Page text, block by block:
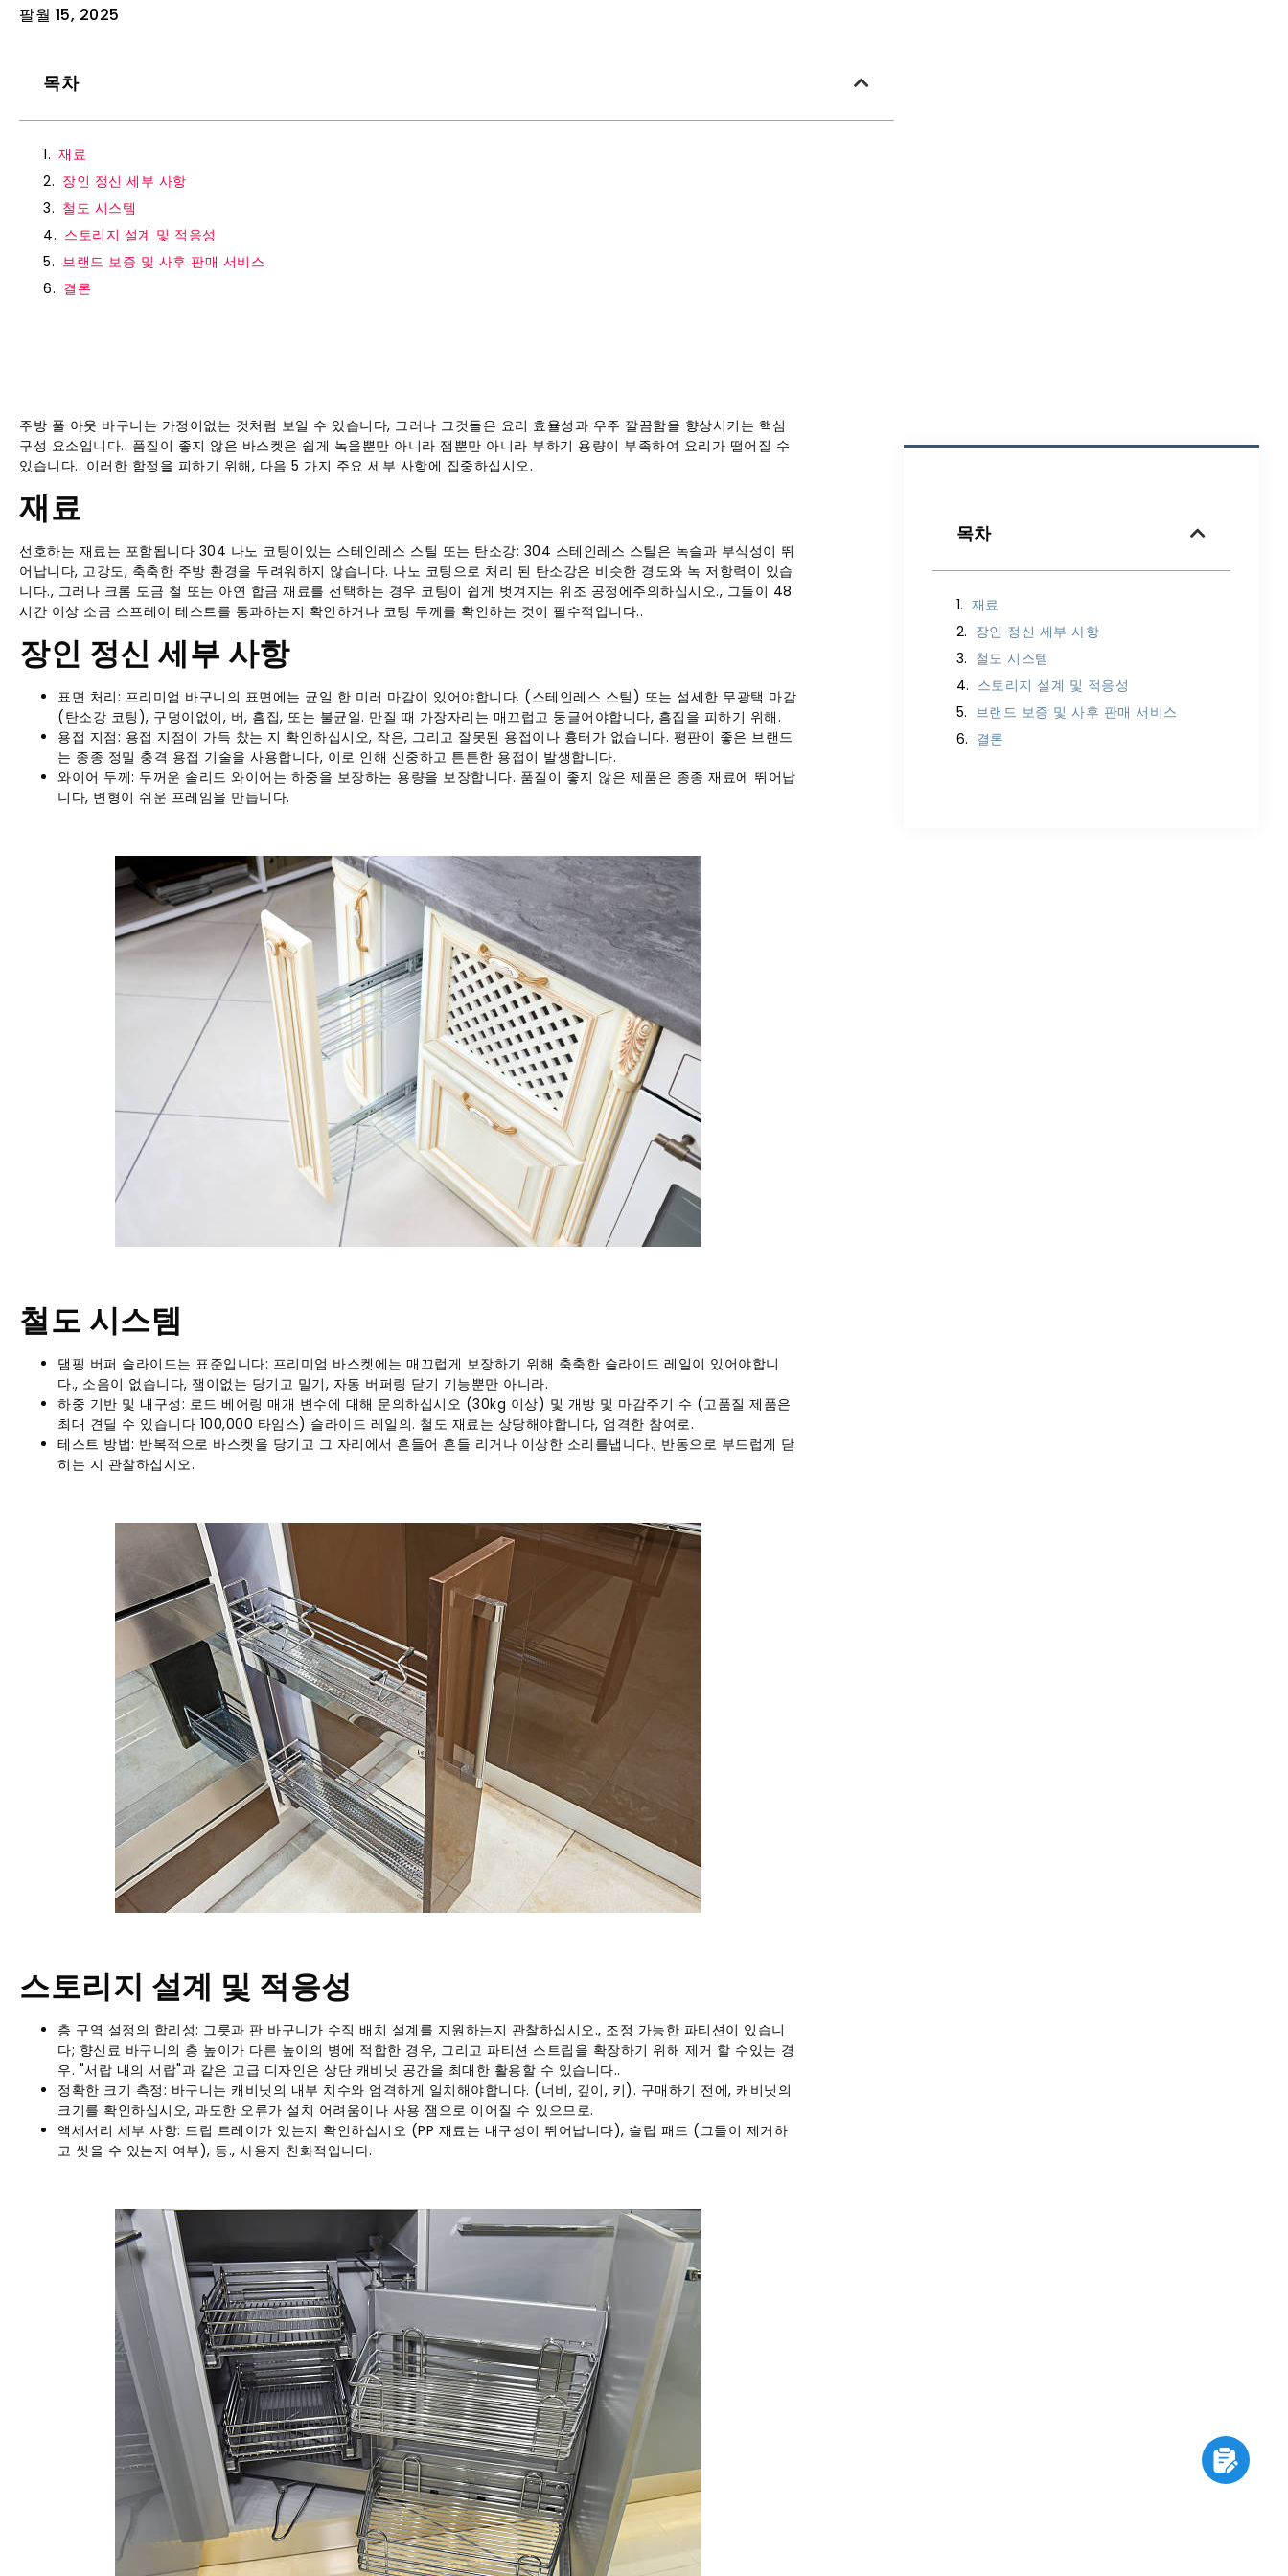
팔월 15, 2025
목차
재료
장인 정신 세부 사항
철도 시스템
스토리지 설계 및 적응성
브랜드 보증 및 사후 판매 서비스
결론
주방 풀 아웃 바구니는 가정이없는 것처럼 보일 수 있습니다, 그러나 그것들은 요리 효율성과 우주 깔끔함을 향상시키는 핵심
구성 요소입니다.. 품질이 좋지 않은 바스켓은 쉽게 녹을뿐만 아니라 잼뿐만 아니라 부하기 용량이 부족하여 요리가 떨어질 수
있습니다.. 이러한 함정을 피하기 위해, 다음 5 가지 주요 세부 사항에 집중하십시오.
재료
선호하는 재료는 포함됩니다 304 나노 코팅이있는 스테인레스 스틸 또는 탄소강: 304 스테인레스 스틸은 녹슬과 부식성이 뛰
어납니다, 고강도, 축축한 주방 환경을 두려워하지 않습니다. 나노 코팅으로 처리 된 탄소강은 비슷한 경도와 녹 저항력이 있습
니다., 그러나 크롬 도금 철 또는 아연 합금 재료를 선택하는 경우 코팅이 쉽게 벗겨지는 위조 공정에주의하십시오., 그들이 48
시간 이상 소금 스프레이 테스트를 통과하는지 확인하거나 코팅 두께를 확인하는 것이 필수적입니다..
장인 정신 세부 사항
표면 처리: 프리미엄 바구니의 표면에는 균일 한 미러 마감이 있어야합니다. (스테인레스 스틸) 또는 섬세한 무광택 마감
(탄소강 코팅), 구덩이없이, 버, 흠집, 또는 불균일. 만질 때 가장자리는 매끄럽고 둥글어야합니다, 흠집을 피하기 위해.
용접 지점: 용접 지점이 가득 찼는 지 확인하십시오, 작은, 그리고 잘못된 용접이나 흉터가 없습니다. 평판이 좋은 브랜드
는 종종 정밀 충격 용접 기술을 사용합니다, 이로 인해 신중하고 튼튼한 용접이 발생합니다.
와이어 두께: 두꺼운 솔리드 와이어는 하중을 보장하는 용량을 보장합니다. 품질이 좋지 않은 제품은 종종 재료에 뛰어납
니다, 변형이 쉬운 프레임을 만듭니다.
철도 시스템
댐핑 버퍼 슬라이드는 표준입니다: 프리미엄 바스켓에는 매끄럽게 보장하기 위해 축축한 슬라이드 레일이 있어야합니
다., 소음이 없습니다, 잼이없는 당기고 밀기, 자동 버퍼링 닫기 기능뿐만 아니라.
하중 기반 및 내구성: 로드 베어링 매개 변수에 대해 문의하십시오 (30kg 이상) 및 개방 및 마감주기 수 (고품질 제품은
최대 견딜 수 있습니다 100,000 타임스) 슬라이드 레일의. 철도 재료는 상당해야합니다, 엄격한 참여로.
테스트 방법: 반복적으로 바스켓을 당기고 그 자리에서 흔들어 흔들 리거나 이상한 소리를냅니다.; 반동으로 부드럽게 닫
히는 지 관찰하십시오.
스토리지 설계 및 적응성
층 구역 설정의 합리성: 그릇과 판 바구니가 수직 배치 설계를 지원하는지 관찰하십시오., 조정 가능한 파티션이 있습니
다; 향신료 바구니의 층 높이가 다른 높이의 병에 적합한 경우, 그리고 파티션 스트립을 확장하기 위해 제거 할 수있는 경
우. "서랍 내의 서랍"과 같은 고급 디자인은 상단 캐비닛 공간을 최대한 활용할 수 있습니다..
정확한 크기 측정: 바구니는 캐비닛의 내부 치수와 엄격하게 일치해야합니다. (너비, 깊이, 키). 구매하기 전에, 캐비닛의
크기를 확인하십시오, 과도한 오류가 설치 어려움이나 사용 잼으로 이어질 수 있으므로.
액세서리 세부 사항: 드립 트레이가 있는지 확인하십시오 (PP 재료는 내구성이 뛰어납니다), 슬립 패드 (그들이 제거하
고 씻을 수 있는지 여부), 등., 사용자 친화적입니다.
목차
재료
장인 정신 세부 사항
철도 시스템
스토리지 설계 및 적응성
브랜드 보증 및 사후 판매 서비스
결론